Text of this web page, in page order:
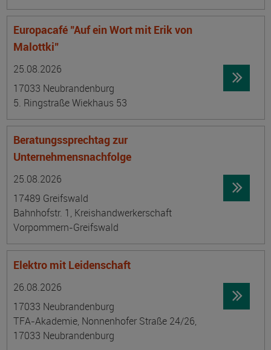
Europacafé "Auf ein Wort mit Erik von
Malottki"
25.08.2026
17033 Neubrandenburg
5. Ringstraße Wiekhaus 53
Beratungssprechtag zur
Unternehmensnachfolge
25.08.2026
17489 Greifswald
Bahnhofstr. 1, Kreishandwerkerschaft
Vorpommern-Greifswald
Elektro mit Leidenschaft
26.08.2026
17033 Neubrandenburg
TFA-Akademie, Nonnenhofer Straße 24/26,
17033 Neubrandenburg